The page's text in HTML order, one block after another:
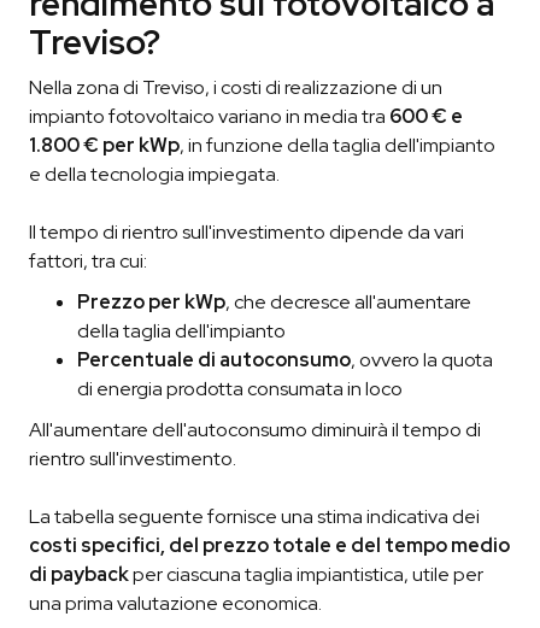
Treviso?
Nella zona di Treviso, i costi di realizzazione di un
impianto fotovoltaico variano in media tra 600 € e
1.800 € per kWp, in funzione della taglia dell'impianto
e della tecnologia impiegata.
Il tempo di rientro sull'investimento dipende da vari
fattori, tra cui:
Prezzo per kWp, che decresce all'aumentare
della taglia dell'impianto
Percentuale di autoconsumo, ovvero la quota
di energia prodotta consumata in loco
All'aumentare dell'autoconsumo diminuirà il tempo di
rientro sull'investimento.
La tabella seguente fornisce una stima indicativa dei
costi specifici, del prezzo totale e del tempo medio
di paybackper ciascuna taglia impiantistica, utile per
una prima valutazione economica.